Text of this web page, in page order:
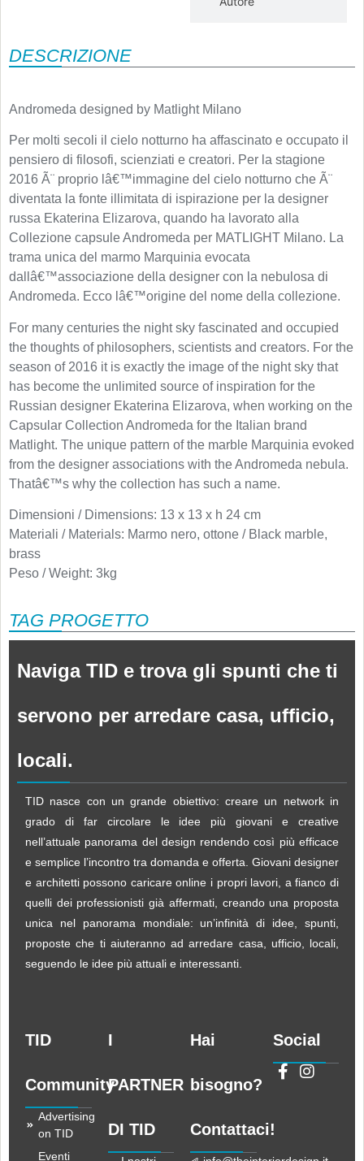
DESCRIZIONE
Andromeda designed by Matlight Milano
Per molti secoli il cielo notturno ha affascinato e occupato il
pensiero di filosofi, scienziati e creatori. Per la stagione
2016 Ã¨ proprio lâ€™immagine del cielo notturno che Ã¨
diventata la fonte illimitata di ispirazione per la designer
russa Ekaterina Elizarova, quando ha lavorato alla
Collezione capsule Andromeda per MATLIGHT Milano. La
trama unica del marmo Marquinia evocata
dallâ€™associazione della designer con la nebulosa di
Andromeda. Ecco lâ€™origine del nome della collezione.
For many centuries the night sky fascinated and occupied
the thoughts of philosophers, scientists and creators. For the
season of 2016 it is exactly the image of the night sky that
has become the unlimited source of inspiration for the
Russian designer Ekaterina Elizarova, when working on the
Capsular Collection Andromeda for the Italian brand
Matlight. The unique pattern of the marble Marquinia evoked
from the designer associations with the Andromeda nebula.
Thatâ€™s why the collection has such a name.
Dimensioni / Dimensions: 13 x 13 x h 24 cm
Materiali / Materials: Marmo nero, ottone / Black marble,
brass
Peso / Weight: 3kg
TAG PROGETTO
Naviga TID e trova gli spunti che ti
servono per arredare casa, ufficio,
locali.
TID nasce con un grande obiettivo: creare un network in
grado di far circolare le idee più giovani e creative
nell’attuale panorama del design rendendo così più efficace
e semplice l’incontro tra domanda e offerta. Giovani designer
e architetti possono caricare online i propri lavori, a fianco di
quelli dei professionisti già affermati, creando una proposta
unica nel panorama mondiale: un’infinità di idee, spunti,
proposte che ti aiuteranno ad arredare casa, ufficio, locali,
seguendo le idee più attuali e interessanti.
TID
Community
Advertising
on TID
Eventi
I
PARTNER
DI TID
Hai
bisogno?
Contattaci!
Social